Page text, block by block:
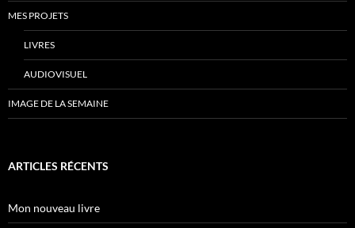
MES PROJETS
LIVRES
AUDIOVISUEL
IMAGE DE LA SEMAINE
ARTICLES RÉCENTS
Mon nouveau livre